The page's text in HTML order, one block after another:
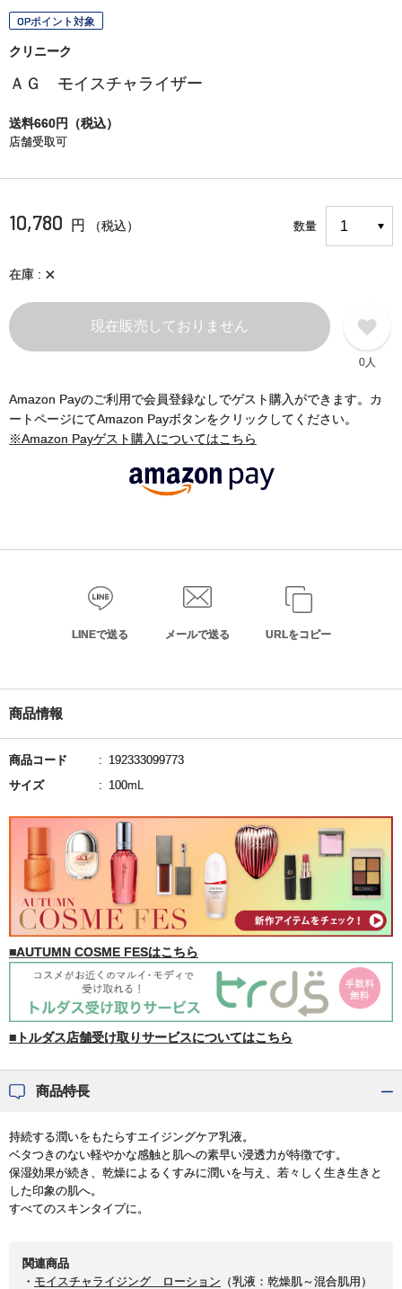
OPポイント対象
クリニーク
ＡＧ モイスチャライザー
送料660円（税込）
店舗受取可
10,780 円 （税込） 数量
在庫 ×
現在販売しておりません
0人
Amazon Payのご利用で会員登録なしでゲスト購入ができます。カ
ートページにてAmazon Payボタンをクリックしてください。
※Amazon Payゲスト購入についてはこちら
LINEで送る メールで送る URLをコピー
商品情報
商品コード
192333099773
サイズ
100mL
■AUTUMN COSME FESはこちら
■トルダス店舗受け取りサービスについてはこちら
商品特長
持続する潤いをもたらすエイジングケア乳液。
ベタつきのない軽やかな感触と肌への素早い浸透力が特徴です。
保湿効果が続き、乾燥によるくすみに潤いを与え、若々しく生き生きと
した印象の肌へ。
すべてのスキンタイプに。
関連商品
・ モイスチャライジング ローション （乳液：乾燥肌～混合肌用）